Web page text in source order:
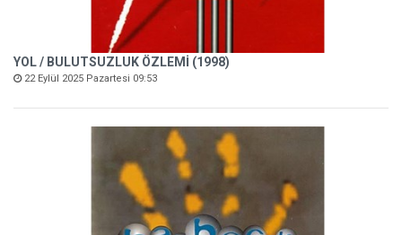
YOL / BULUTSUZLUK ÖZLEMİ (1998)
22 Eylül 2025 Pazartesi 09:53